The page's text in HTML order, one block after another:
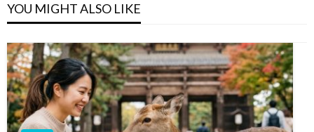
YOU MIGHT ALSO LIKE